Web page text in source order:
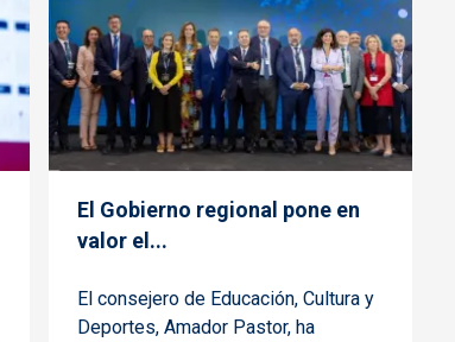
El Gobierno regional pone en
valor el...
El consejero de Educación, Cultura y
Deportes, Amador Pastor, ha